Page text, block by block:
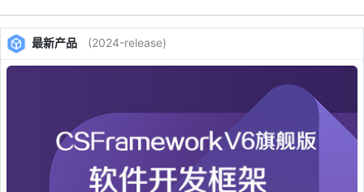
最新产品 (2024-release)